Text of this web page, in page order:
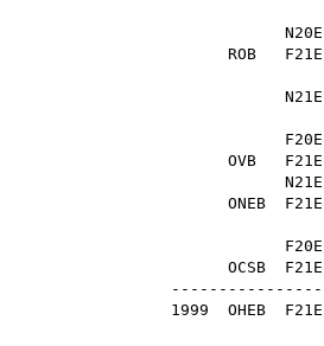
ROB
OVB
ONEB
OCSB
1999 OHEB